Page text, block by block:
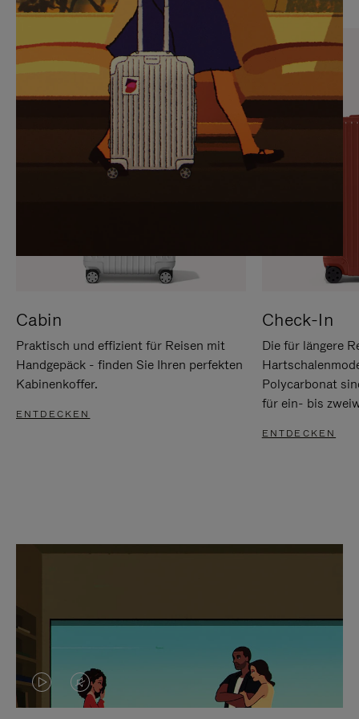
SIE,
UM
ANZUHALTEN
AUFHEBEN
DER
STUMMSCHALTUNG
Cabin
Praktisch und effizient für Reisen mit
Handgepäck - finden Sie Ihren perfekten
Kabinenkoffer.
ENTDECKEN
Check-In
Die für längere
Polycarbonat
für ein- bis
ENTDECKEN
DASVIDEO